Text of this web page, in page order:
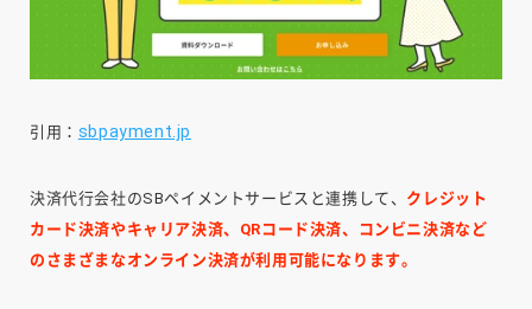
引用： sbpayment.jp
決済代行会社のSBペイメントサービスと連携して、 クレジット
カード決済やキャリア決済、QRコード決済、コンビニ決済など
のさまざまなオンライン決済が利用可能になります。